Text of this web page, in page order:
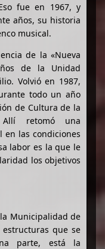
fue en 1967, y
años, su historia
musical.
de la «Nueva
de la Unidad
Volvió en 1987,
todo un año
de Cultura de la
retomó una
las condiciones
labor es la que le
los objetivos
Municipalidad de
que se
parte, está la